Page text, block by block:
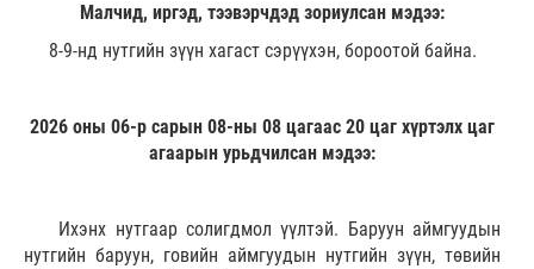
Малчид, иргэд, тээвэрчдэд зориулсан мэдээ:
8-9-нд нутгийн зүүн хагаст сэрүүхэн, бороотой байна.
2026 оны 06-р сарын 08-ны 08 цагаас 20 цаг хүртэлх цаг
агаарын урьдчилсан мэдээ:
Ихэнх нутгаар солигдмол үүлтэй. Баруун аймгуудын
нутгийн баруун, говийн аймгуудын нутгийн зүүн, төвийн